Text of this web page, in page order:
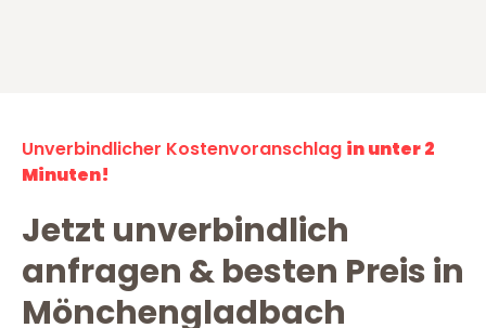
Unverbindlicher Kostenvoranschlag in unter 2
Minuten!
Jetzt unverbindlich
anfragen & besten Preis in
Mönchengladbach